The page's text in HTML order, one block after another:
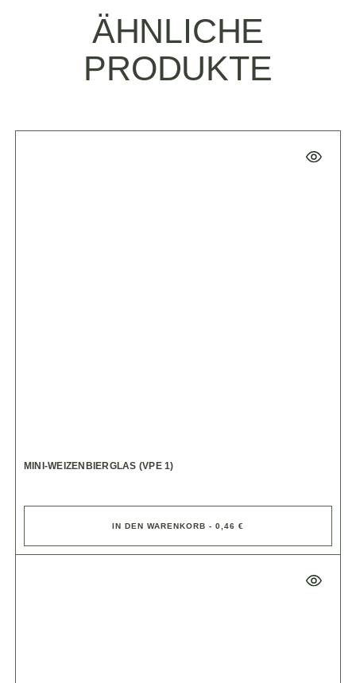
ÄHNLICHE
PRODUKTE
MINI-WEIZENBIERGLAS (VPE 1)
IN DEN WARENKORB - 0,46 €